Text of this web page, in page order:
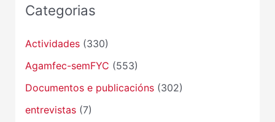
Categorias
Actividades(330)
Agamfec-semFYC (553)
Documentos e publicacións(302)
entrevistas(7)